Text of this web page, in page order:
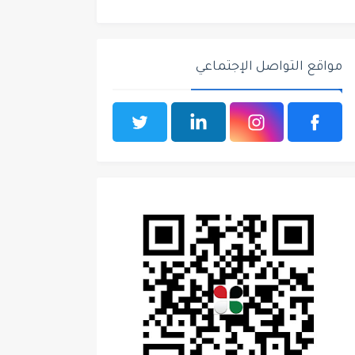
مواقع التواصل الإجتماعي